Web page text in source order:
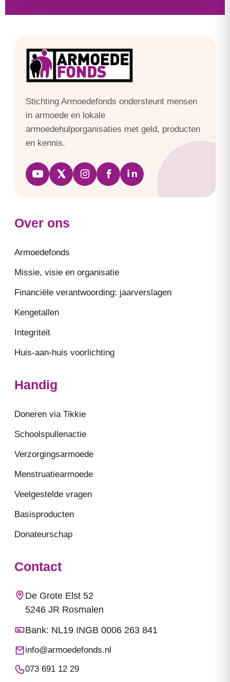
Stichting Armoedefonds ondersteunt mensen
in armoede en lokale
armoedehulporganisaties met geld, producten
en kennis.
Over ons
Armoedefonds
Missie, visie en organisatie
Financiële verantwoording: jaarverslagen
Kengetallen
Integriteit
Huis-aan-huis voorlichting
Handig
Doneren via Tikkie
Schoolspullenactie
Verzorgingsarmoede
Menstruatiearmoede
Veelgestelde vragen
Basisproducten
Donateurschap
Contact
De Grote Elst 52
5246 JR Rosmalen
Bank: NL19 INGB 0006 263 841
info@armoedefonds.nl
073 691 12 29